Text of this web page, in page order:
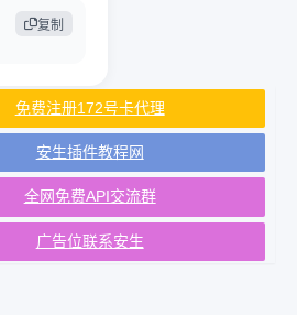
复制
免费注册172号卡代理
安生插件教程网
全网免费API交流群
广告位联系安生